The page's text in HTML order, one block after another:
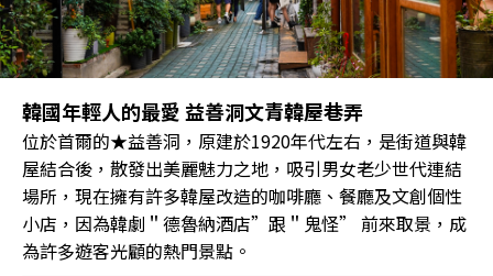
韓國年輕人的最愛 益善洞文青韓屋巷弄
位於首爾的★益善洞，原建於1920年代左右，是街道與韓
屋結合後，散發出美麗魅力之地，吸引男女老少世代連結
場所，現在擁有許多韓屋改造的咖啡廳、餐廳及文創個性
小店，因為韓劇＂德魯納酒店”跟＂鬼怪” 前來取景，成
為許多遊客光顧的熱門景點。